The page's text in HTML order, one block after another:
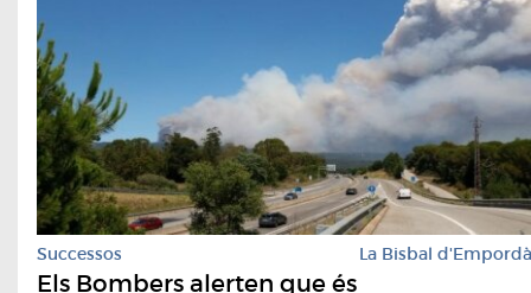
Successos La Bisbal d'Empordà
Els Bombers alerten que és